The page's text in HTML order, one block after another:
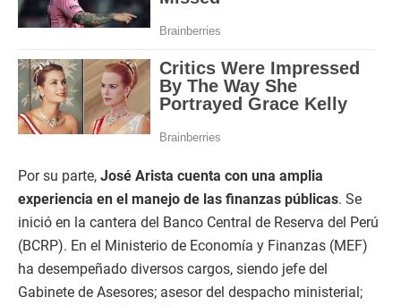
Por su parte, José Arista cuenta con una amplia
experiencia en el manejo de las finanzas públicas. Se
inició en la cantera del Banco Central de Reserva del Perú
(BCRP). En el Ministerio de Economía y Finanzas (MEF)
ha desempeñado diversos cargos, siendo jefe del
Gabinete de Asesores; asesor del despacho ministerial;